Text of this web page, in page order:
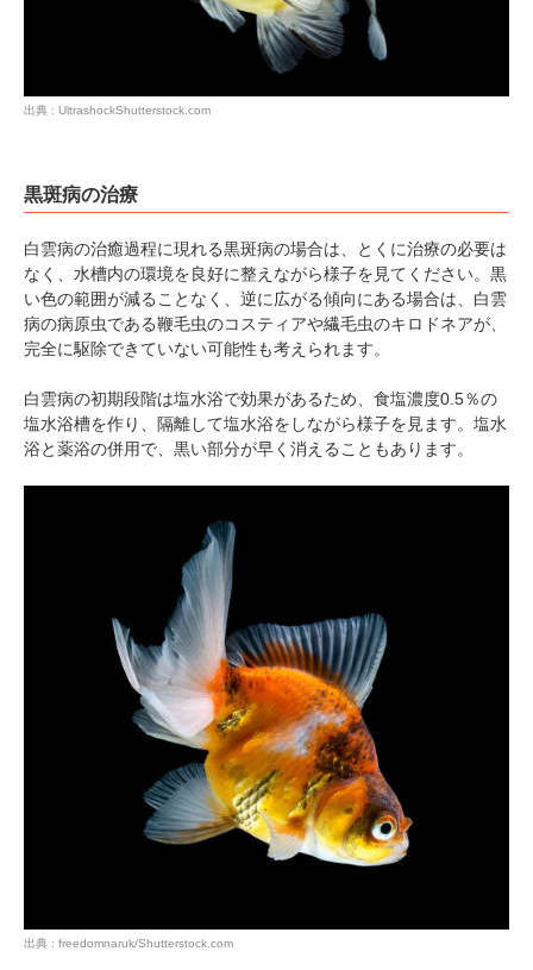
出典 : UltrashockShutterstock.com
黒斑病の治療
白雲病の治癒過程に現れる黒斑病の場合は、とくに治療の必要は
なく、水槽内の環境を良好に整えながら様子を見てください。黒
い色の範囲が減ることなく、逆に広がる傾向にある場合は、白雲
病の病原虫である鞭毛虫のコスティアや繊毛虫のキロドネアが、
完全に駆除できていない可能性も考えられます。
白雲病の初期段階は塩水浴で効果があるため、食塩濃度0.5％の
塩水浴槽を作り、隔離して塩水浴をしながら様子を見ます。塩水
浴と薬浴の併用で、黒い部分が早く消えることもあります。
出典 : freedomnaruk/Shutterstock.com
閉じる
いぬ部をフォロー
PECOアプリをダウンロード済みの方
アプリで開く
アプリをダウンロードする